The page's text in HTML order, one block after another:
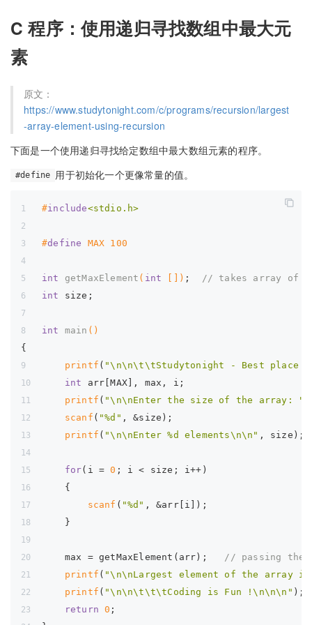
C 程序：使用递归寻找数组中最大元
素
原文：
https://www.studytonight.com/c/programs/recursion/largest
-array-element-using-recursion
下面是一个使用递归寻找给定数组中最大数组元素的程序。
#define 用于初始化一个更像常量的值。
#include<stdio.h>
#define MAX 100
int getMaxElement ( int []) ; // takes array of
int
size;
int main ()
{
printf ( "\n\n\t\tStudytonight - Best place
int arr[MAX], max, i;
printf ( "\n\nEnter the size of the array: "
scanf ( "%d" , &size);
printf ( "\n\nEnter %d elements\n\n" , size);
for(i = 0 ; i < size; i++)
    {
scanf ( "%d" , &arr[i]);
    }
    max = getMaxElement(arr);
// passing the
printf ( "\n\nLargest element of the array is
printf ( "\n\n\t\t\tCoding is Fun !\n\n\n" );
return
0 ;